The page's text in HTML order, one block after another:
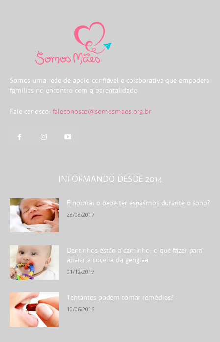
Somos uma rede de apoio confiável e colaborativa que empodera
famílias no encontro com a parentalidade.
Fale conosco: faleconosco@somosmaes.org.br
INFORMANDO DESDE 2014
É normal o bebê ter espasmos durante o sono?
28/08/2017
Dentinhos estão a caminho: o que fazer para
aliviar a coceira da gengiva
01/12/2017
Tentantes podem tomar remédios?
10/06/2016